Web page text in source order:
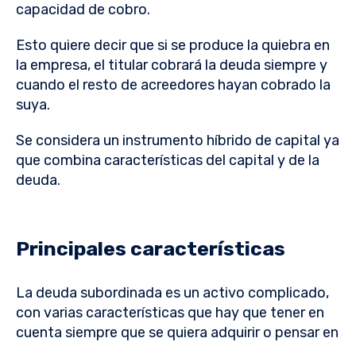
capacidad de cobro.
Esto quiere decir que si se produce la quiebra en
la empresa, el titular cobrará la deuda siempre y
cuando el resto de acreedores hayan cobrado la
suya.
Se considera un instrumento híbrido de capital ya
que combina características del capital y de la
deuda.
Principales características
La deuda subordinada es un activo complicado,
con varias características que hay que tener en
cuenta siempre que se quiera adquirir o pensar en